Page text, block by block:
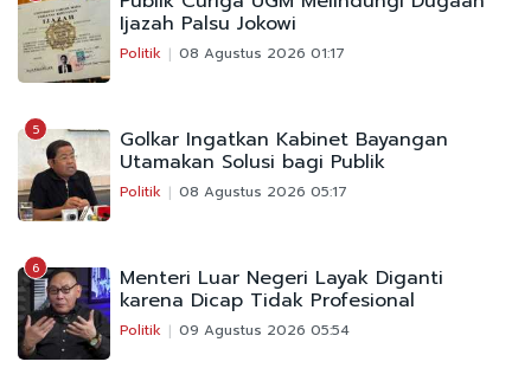
Ijazah Palsu Jokowi
Politik 08 Agustus 2026 01:17
5 Golkar Ingatkan Kabinet Bayangan
Utamakan Solusi bagi Publik
Politik 08 Agustus 2026 05:17
6 Menteri Luar Negeri Layak Diganti
karena Dicap Tidak Profesional
Politik 09 Agustus 2026 05:54